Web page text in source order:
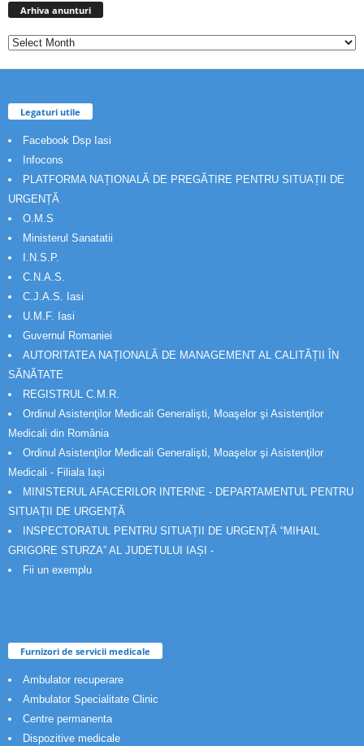
Arhiva anunturi
Legaturi utile
Facebook Dsp Iasi
Infocons
PLATFORMA NAȚIONALĂ DE PREGĂTIRE PENTRU SITUAȚII DE
URGENȚĂ
O.M.S
Ministerul Sanatatii
I.N.S.P.
C.N.A.S.
C.J.A.S. Iasi
U.M.F. Iasi
Guvernul Romaniei
AUTORITATEA NAȚIONALĂ DE MANAGEMENT AL CALITĂȚII ÎN
SĂNĂTATE
REGISTRUL C.M.R.
Ordinul Asistenţilor Medicali Generalişti, Moaşelor şi Asistenţilor
Medicali din România
Ordinul Asistenţilor Medicali Generalişti, Moaşelor şi Asistenţilor
Medicali - Filiala Iași
MINISTERUL AFACERILOR INTERNE - DEPARTAMENTUL PENTRU
SITUAȚII DE URGENȚĂ
INSPECTORATUL PENTRU SITUAȚII DE URGENȚĂ “MIHAIL
GRIGORE STURZA” AL JUDETULUI IAȘI -
Fii un exemplu
Furnizori de servicii medicale
Ambulator recuperare
Ambulator Specialitate Clinic
Centre permanenta
Dispozitive medicale